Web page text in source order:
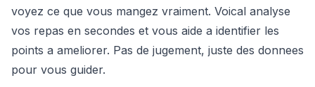
voyez ce que vous mangez vraiment. Voical analyse
vos repas en secondes et vous aide a identifier les
points a ameliorer. Pas de jugement, juste des donnees
pour vous guider.